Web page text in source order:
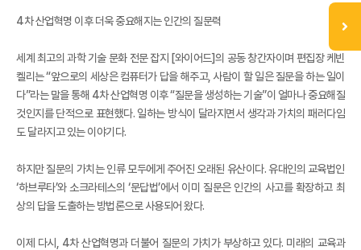
4차 산업혁명 이후 더욱 중요해지는 인간의 질문력
세계 최고의 과학 기술 문화 전문 잡지 [와이어드]의 공동 창간자이며 편집장 케빈
켈리는 “앞으로의 세상은 컴퓨터가 답을 해주고, 사람이 할 일은 질문을 하는 일이
다”라는 말을 통해 4차 산업혁명 이후 “질문을 생성하는 기술”이 얼마나 중요해질
것인지를 단적으로 표현했다. 일하는 방식이 달라지면서 생각과 가치의 패러다임
도 달라지고 있는 이야기다.
하지만 질문의 가치는 인류 모두에게 주어진 오래된 유산이다. 유대인의 교육법인
‘하브루타’와 소크라테스의 ‘문답법’에서 이미 질문은 인간의 사고를 확장하고 최
상의 답을 도출하는 방법론으로 사용되어 왔다.
이제 다시, 4차 산업혁명과 더불어 질문의 가치가 부상하고 있다. 미래의 교육과